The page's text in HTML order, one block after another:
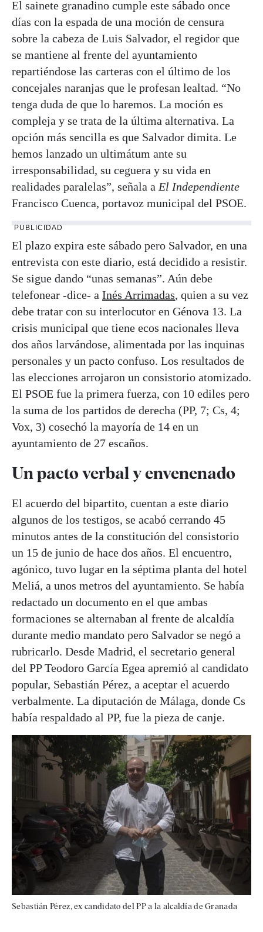
El sainete granadino cumple este sábado once
días con la espada de una moción de censura
sobre la cabeza de Luis Salvador, el regidor que
se mantiene al frente del ayuntamiento
repartiéndose las carteras con el último de los
concejales naranjas que le profesan lealtad. “No
tenga duda de que lo haremos. La moción es
compleja y se trata de la última alternativa. La
opción más sencilla es que Salvador dimita. Le
hemos lanzado un ultimátum ante su
irresponsabilidad, su ceguera y su vida en
realidades paralelas”, señala a El Independiente
Francisco Cuenca, portavoz municipal del PSOE.
PUBLICIDAD
El plazo expira este sábado pero Salvador, en una
entrevista con este diario, está decidido a resistir.
Se sigue dando “unas semanas”. Aún debe
telefonear -dice- a Inés Arrimadas, quien a su vez
debe tratar con su interlocutor en Génova 13. La
crisis municipal que tiene ecos nacionales lleva
dos años larvándose, alimentada por las inquinas
personales y un pacto confuso. Los resultados de
las elecciones arrojaron un consistorio atomizado.
El PSOE fue la primera fuerza, con 10 ediles pero
la suma de los partidos de derecha (PP, 7; Cs, 4;
Vox, 3) cosechó la mayoría de 14 en un
ayuntamiento de 27 escaños.
Un pacto verbal y envenenado
El acuerdo del bipartito, cuentan a este diario
algunos de los testigos, se acabó cerrando 45
minutos antes de la constitución del consistorio
un 15 de junio de hace dos años. El encuentro,
agónico, tuvo lugar en la séptima planta del hotel
Meliá, a unos metros del ayuntamiento. Se había
redactado un documento en el que ambas
formaciones se alternaban al frente de alcaldía
durante medio mandato pero Salvador se negó a
rubricarlo. Desde Madrid, el secretario general
del PP Teodoro García Egea apremió al candidato
popular, Sebastián Pérez, a aceptar el acuerdo
verbalmente. La diputación de Málaga, donde Cs
había respaldado al PP, fue la pieza de canje.
Sebastián Pérez, ex candidato del PP a la alcaldía de Granada